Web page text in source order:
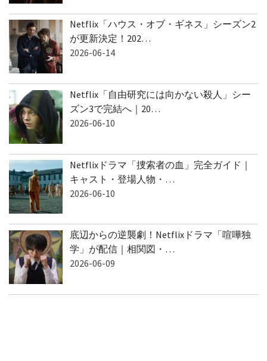
Netflix「ハウス・オブ・ギネス」シーズン2
が更新決定！202…
Netflix「自由研究には向かない殺人」シー
ズン3で完結へ｜20…
Netflixドラマ「捜索者の血」完全ガイド｜
キャスト・登場人物・…
底辺からの逆襲劇！Netflixドラマ「喧嘩独
学」が配信｜相関図・…